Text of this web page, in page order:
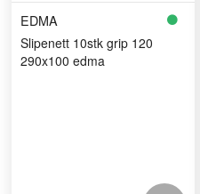
EDMA
Slipenett 10stk grip 120
290x100 edma